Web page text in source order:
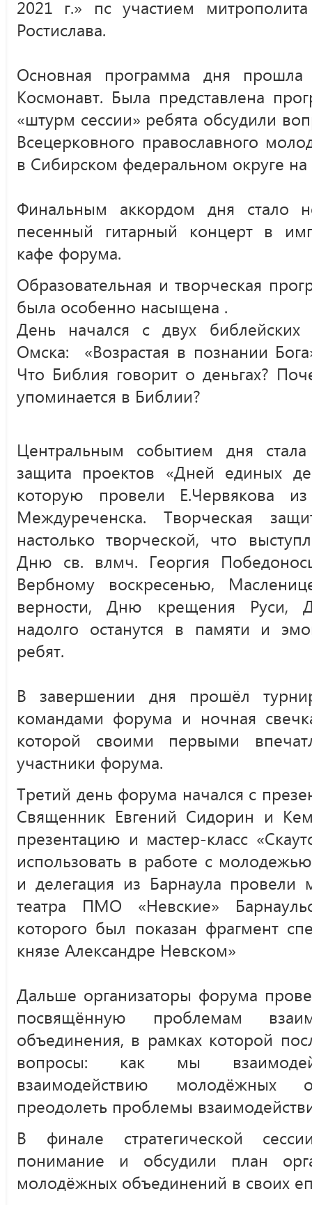
2021 г.» пс участием
Ростислава.
Основная программа дня прошла
Космонавт. Была представлена
«штурм сессии» ребята обсудили
Всецерковного православного
в Сибирском федеральном округе
Финальным аккордом дня стало
песенный гитарный концерт в
кафе форума.
Образовательная и творческая
была особенно насыщена .
День начался с двух библейских
Омска: «Возрастая в познании
Что Библия говорит о деньгах?
упоминается в Библии?
Центральным событием дня
защита проектов «Дней единых
которую провели Е.Червякова
Междуреченска. Творческая
настолько творческой, что
Дню св. влмч. Георгия
Вербному воскресенью,
верности, Дню крещения Руси,
надолго останутся в памяти и
ребят.
В завершении дня прошёл
командами форума и ночная
которой своими первыми
участники форума.
Третий день форума начался с
Священник Евгений Сидорин и
презентацию и мастер-класс
использовать в работе с
и делегация из Барнаула провели
театра ПМО «Невские»
которого был показан фрагмент
князе Александре Невском»
Дальше организаторы форума
посвящённую проблемам
объединения, в рамках которой
вопросы: как мы
взаимодействию молодёжных
преодолеть проблемы
В финале стратегической
понимание и обсудили план
молодёжных объединений в своих